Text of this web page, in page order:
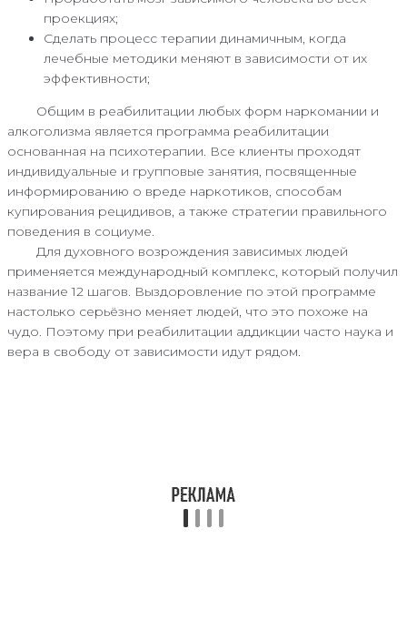
проекциях;
Сделать процесс терапии динамичным, когда
лечебные методики меняют в зависимости от их
эффективности;
Общим в реабилитации любых форм наркомании и
алкоголизма является программа реабилитации
основанная на психотерапии. Все клиенты проходят
индивидуальные и групповые занятия, посвященные
информированию о вреде наркотиков, способам
купирования рецидивов, а также стратегии правильного
поведения в социуме.
Для духовного возрождения зависимых людей
применяется международный комплекс, который получил
название 12 шагов. Выздоровление по этой программе
настолько серьёзно меняет людей, что это похоже на
чудо. Поэтому при реабилитации аддикции часто наука и
вера в свободу от зависимости идут рядом.